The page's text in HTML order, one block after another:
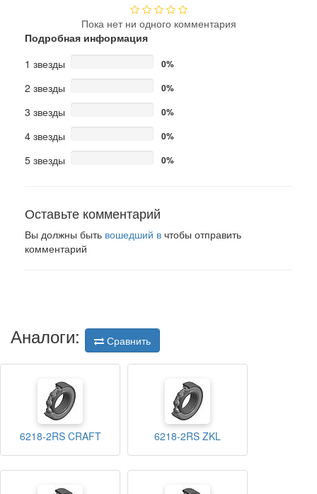
Пока нет ни одного комментария
Подробная информация
1 звезды
0%
2 звезды 0%
3 звезды 0%
4 звезды 0%
5 звезды 0%
Оставьте комментарий
Вы должны быть вошедший в чтобы отправить
комментарий
Аналоги: Сравнить
6218-2RS CRAFT 6218-2RS ZKL